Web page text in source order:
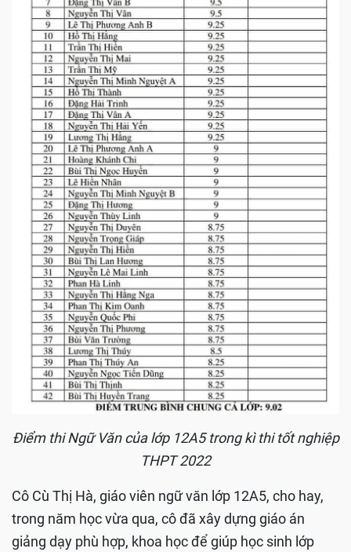
Điểm thi Ngữ Văn của lớp 12A5 trong kì thi tốt nghiệp
THPT 2022
Cô Cù Thị Hà, giáo viên ngữ văn lớp 12A5, cho hay,
trong năm học vừa qua, cô đã xây dựng giáo án
giảng dạy phù hợp, khoa học để giúp học sinh lớp